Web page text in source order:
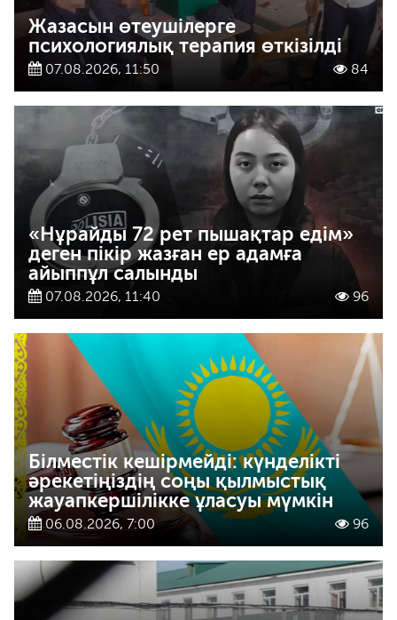
Жазасын өтеушілерге
психологиялық терапия өткізілді
07.08.2026, 11:50 84
«Нұрайды 72 рет пышақтар едім»
деген пікір жазған ер адамға
айыппұл салынды
07.08.2026, 11:40 96
Білместік кешірмейді: күнделікті
әрекетіңіздің соңы қылмыстық
жауапкершілікке ұласуы мүмкін
06.08.2026, 7:00 96